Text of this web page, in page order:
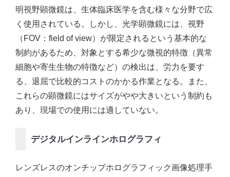
明視野顕微鏡は、生体臨床医学を含む様々な分野で広
く使用されている。しかし、光学顕微鏡には、視野
（FOV：field of view）が限定されるという基本的な
制約があるため、対象とする希少な微視的特徴（異常
細胞や寄生生物の特徴など）の検出は、労力を要す
る、退屈で比較的コストのかかる作業となる。また、
これらの顕微鏡にはサイズがやや大きいという制約も
あり、現場での使用には適していない。
デジタルインラインホログラフィ
レンズレスのオンチップホログラフィック画像処理手